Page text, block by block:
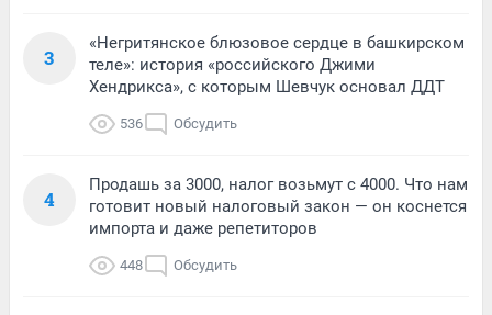
3
«Негритянское блюзовое сердце в башкирском
теле»: история «российского Джими
Хендрикса», с которым Шевчук основал ДДТ
536 Обсудить
4
Продашь за 3000, налог возьмут с 4000. Что нам
готовит новый налоговый закон — он коснется
импорта и даже репетиторов
448 Обсудить